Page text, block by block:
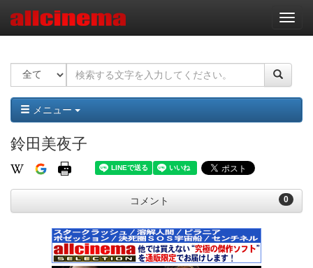
ナ
ビ
ー
ョ
ン
メニュー
鈴田美夜子
0
コメント